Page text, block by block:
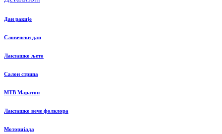
Дан ракије
Словенски дан
Лакташко љето
Салон стрипа
MTB Маратон
Лакташко вече фолклора
Моторијада